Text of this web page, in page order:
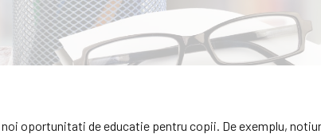
oportunitati de educatie pentru copii. De exemplu,